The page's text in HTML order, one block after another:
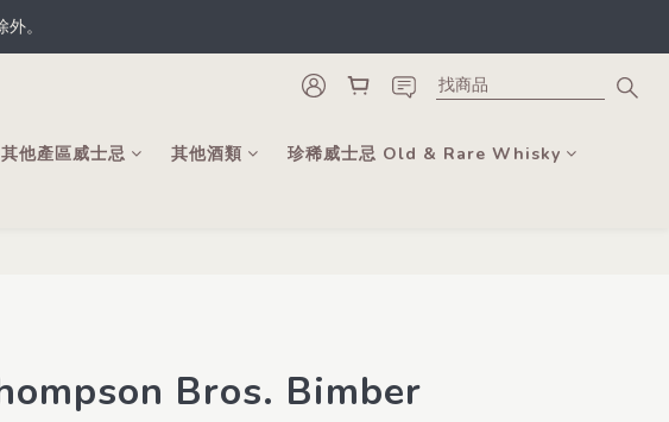
令人醺醉的酒類。
。
令人醺醉的酒類。
其他產區威士忌 其他酒類
珍稀威士忌 Old & Rare Whisky
Bros. Bimber